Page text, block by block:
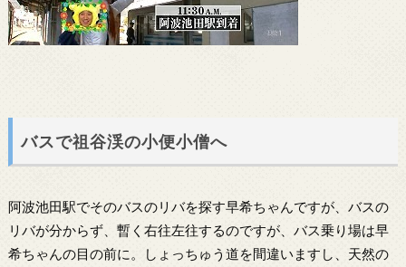
バスで祖谷渓の小便小僧へ
阿波池田駅でそのバスのリバを探す早希ちゃんですが、バスの
リバが分からず、暫く右往左往するのですが、バス乗り場は早
希ちゃんの目の前に。しょっちゅう道を間違いますし、天然の